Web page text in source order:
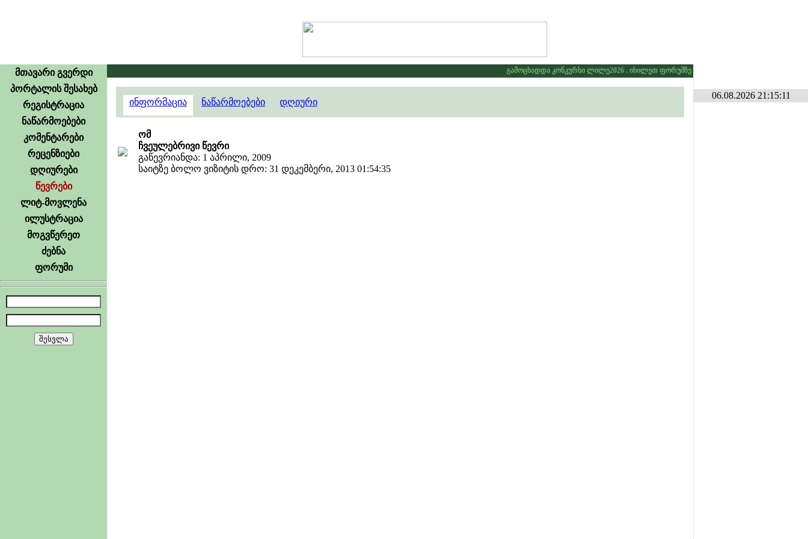
მთავარი გვერდი
პორტალის შესახებ
რეგისტრაცია
ნაწარმოებები
კომენტარები
რეცენზიები
დღიურები
წევრები
ლიტ-მოვლენა
ილუსტრაცია
მოგვწერეთ
ძებნა
ფორუმი
გამოცხადდა კონკურსი ლილე2026 . იხილეთ ფორუმზე კონკურსების განყოფილებაში
ინფორმაცია ნაწარმოებები დღიური
ომ
ჩვეულებრივი წევრი
გაწევრიანდა: 1 აპრილი, 2009
საიტზე ბოლო ვიზიტის დრო: 31 დეკემბერი, 2013 01:54:35
06.08.2026 21:15:11